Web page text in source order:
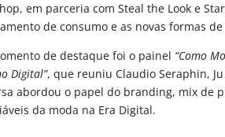
em parceria com Steal the Look e
de consumo e as novas formas
de destaque foi o painel “Como
Digital”, que reuniu Claudio Seraphin,
abordou o papel do branding, mix de
da moda na Era Digital.